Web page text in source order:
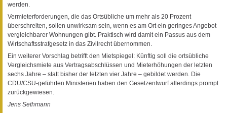
werden.
Vermieterforderungen, die das Ortsübliche um mehr als 20 Prozent
überschreiten, sollen unwirksam sein, wenn es am Ort ein geringes Angebot
vergleichbarer Wohnungen gibt. Praktisch wird damit ein Passus aus dem
Wirtschaftsstrafgesetz in das Zivilrecht übernommen.
Ein weiterer Vorschlag betrifft den Mietspiegel: Künftig soll die ortsübliche
Vergleichsmiete aus Vertragsabschlüssen und Mieterhöhungen der letzten
sechs Jahre – statt bisher der letzten vier Jahre – gebildet werden. Die
CDU/CSU-geführten Ministerien haben den Gesetzentwurf allerdings prompt
zurückgewiesen.
Jens Sethmann